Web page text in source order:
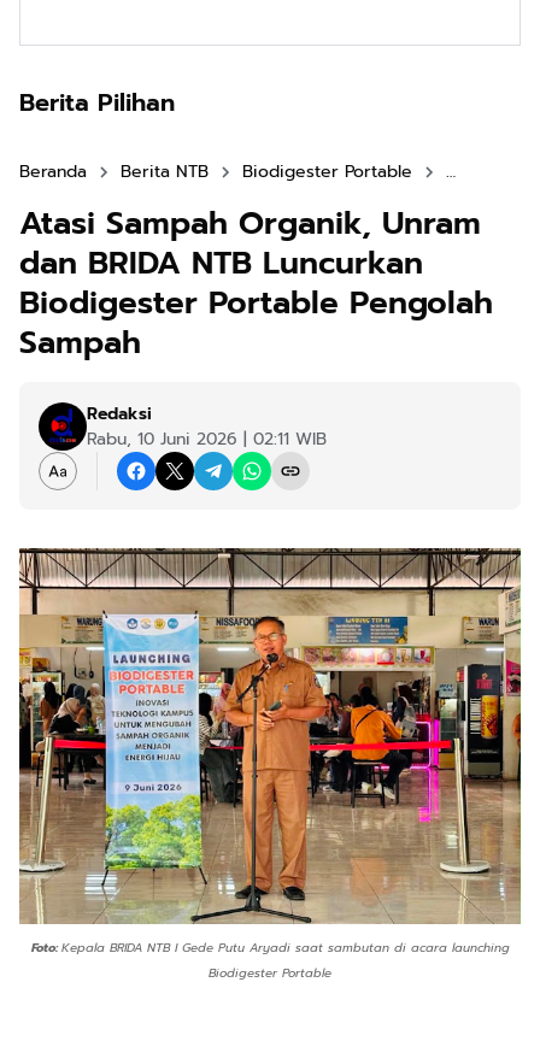
Berita Pilihan
Beranda Berita NTB Biodigester Portable biogas ntb
Atasi Sampah Organik, Unram
dan BRIDA NTB Luncurkan
Biodigester Portable Pengolah
Sampah
Redaksi
Rabu, 10 Juni 2026 | 02:11 WIB
Foto:Kepala BRIDA NTB I Gede Putu Aryadi saat sambutan di acara launching
Biodigester Portable